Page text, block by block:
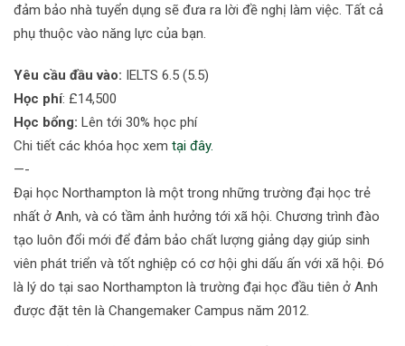
đảm bảo nhà tuyển dụng sẽ đưa ra lời đề nghị làm việc. Tất cả
phụ thuộc vào năng lực của bạn.
Yêu cầu đầu vào: IELTS 6.5 (5.5)
Học phí: £14,500
Học bổng: Lên tới 30% học phí
Chi tiết các khóa học xem tại đây.
—-
Đại học Northampton là một trong những trường đại học trẻ
nhất ở Anh, và có tầm ảnh hưởng tới xã hội. Chương trình đào
tạo luôn đổi mới để đảm bảo chất lượng giảng dạy giúp sinh
viên phát triển và tốt nghiệp có cơ hội ghi dấu ấn với xã hội. Đó
là lý do tại sao Northampton là trường đại học đầu tiên ở Anh
được đặt tên là Changemaker Campus năm 2012.